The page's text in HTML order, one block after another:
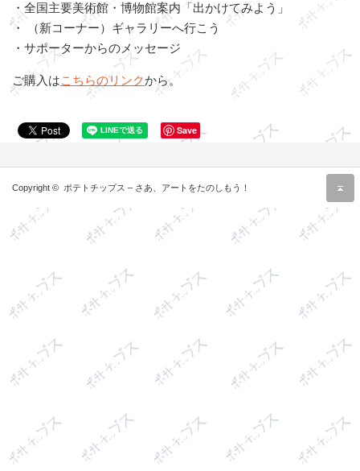
・全国主要美術館・博物館案内「出かけてみよう」
・ （新コーナー）ギャラリーへ行こう
・サポーターからのメッセージ
ご購入はこちらのリンクから。
Save
Copyright © ポテトチップス – さあ、アートをたのしもう！